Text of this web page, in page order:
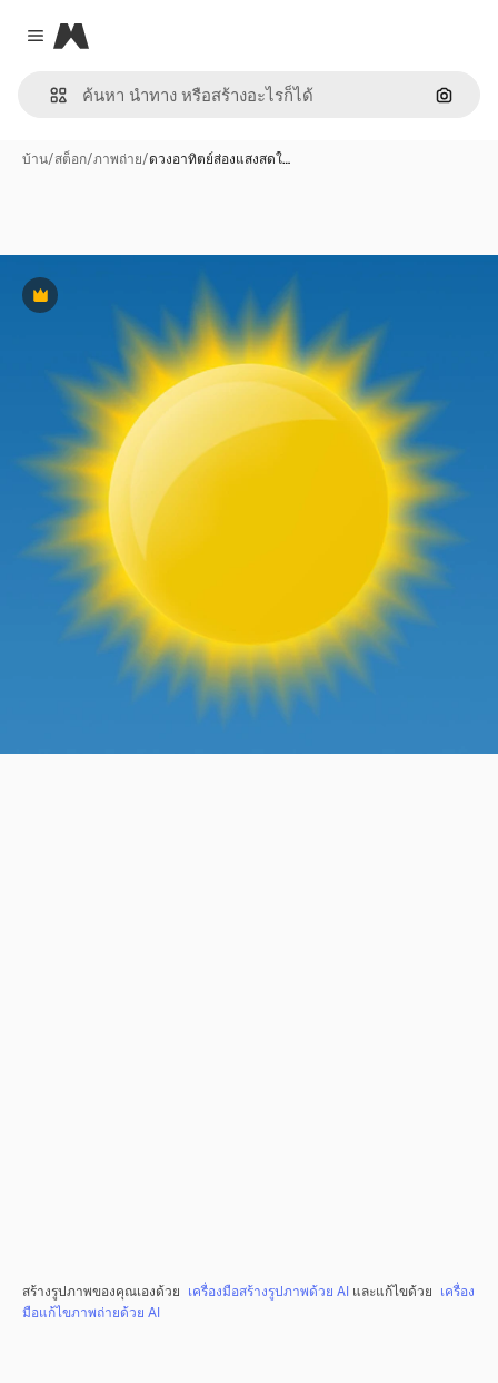
Close menu
Magnific
ค้นหา
บ้าน/สต็อก/ภาพถ่าย/ดวงอาทิตย์ส่องแสงสดใ…
พรีเมี่ยม
สร้างรูปภาพของคุณเองด้วย เครื่องมือสร้างรูปภาพด้วย AI และแก้ไขด้วย เครื่อง
มือแก้ไขภาพถ่ายด้วย AI